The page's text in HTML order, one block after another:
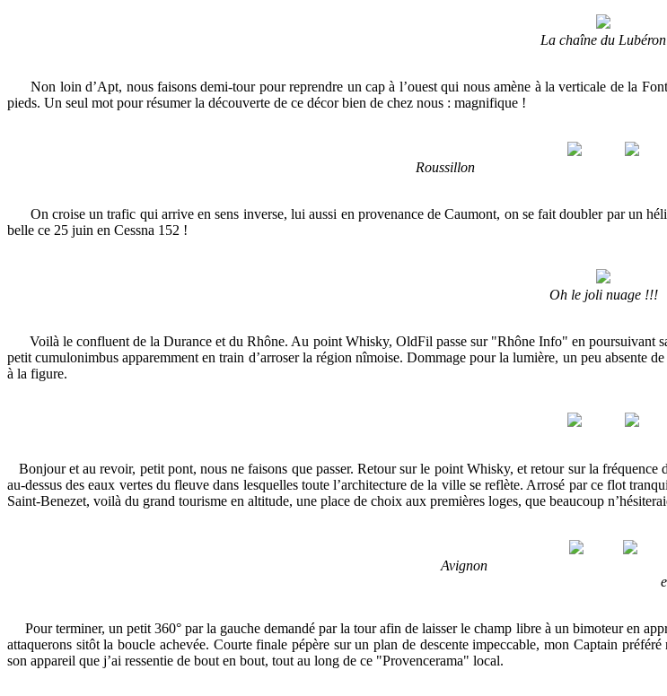
La chaîne du Lubéron
Non loin d’Apt, nous faisons demi-tour pour reprendre un cap à l’ouest qui nous amène à la verticale de la
pieds. Un seul mot pour résumer la découverte de ce décor bien de chez nous : magnifique !
Roussillon Fontaine
On croise un trafic qui arrive en sens inverse, lui aussi en provenance de Caumont, on se fait doubler par un
belle ce 25 juin en Cessna 152 !
Oh le joli nuage !!!
Voilà le confluent de la Durance et du Rhône. Au point Whisky, OldFil passe sur "Rhône Info" en poursuivant
petit cumulonimbus apparemment en train d’arroser la région nîmoise. Dommage pour la lumière, un peu absente
à la figure.
Bonjour et au revoir, petit pont, nous ne faisons que passer. Retour sur le point Whisky, et retour sur la
au-dessus des eaux vertes du fleuve dans lesquelles toute l’architecture de la ville se reflète. Arrosé par ce flot
Saint-Benezet, voilà du grand tourisme en altitude, une place de choix aux premières loges, que beaucoup
Avignon Pont St
et derrière le
Pour terminer, un petit 360° par la gauche demandé par la tour afin de laisser le champ libre à un bimoteur en
attaquerons sitôt la boucle achevée. Courte finale pépère sur un plan de descente impeccable, mon Captain
son appareil que j’ai ressentie de bout en bout, tout au long de ce "Provencerama" local.